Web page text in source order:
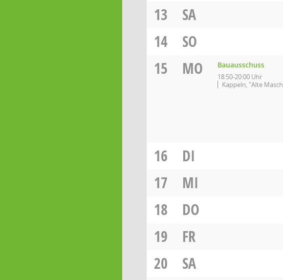
13
SA
14
SO
15
MO Bauausschuss
18:50-20:00 Uhr
Kappeln, "Alte
16
DI
17
MI
18
DO
19
FR
20
SA